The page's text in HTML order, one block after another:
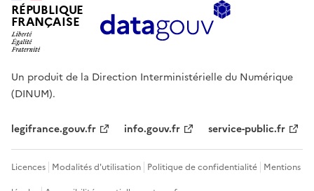
RÉPUBLIQUE
FRANÇAISE
Un produit de la Direction Interministérielle du Numérique
(DINUM).
legifrance.gouv.fr info.gouv.fr service-public.fr
Licences Modalités d'utilisation Politique de confidentialité Mentions